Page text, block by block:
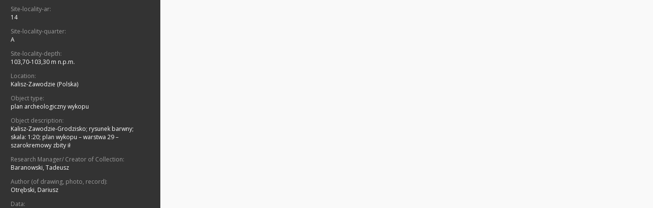
Site-locality-ar:
14
Site-locality-quarter:
A
Site-locality-depth:
103,70-103,30 m n.p.m.
Location:
Kalisz-Zawodzie (Polska)
Object type:
plan archeologiczny wykopu
Object description:
Kalisz-Zawodzie-Grodzisko; rysunek barwny;
skala: 1:20; plan wykopu – warstwa 29 –
szarokremowy zbity ił
Research Manager/ Creator of Collection:
Baranowski, Tadeusz
Author (of drawing, photo, record):
Otrębski, Dariusz
Data: